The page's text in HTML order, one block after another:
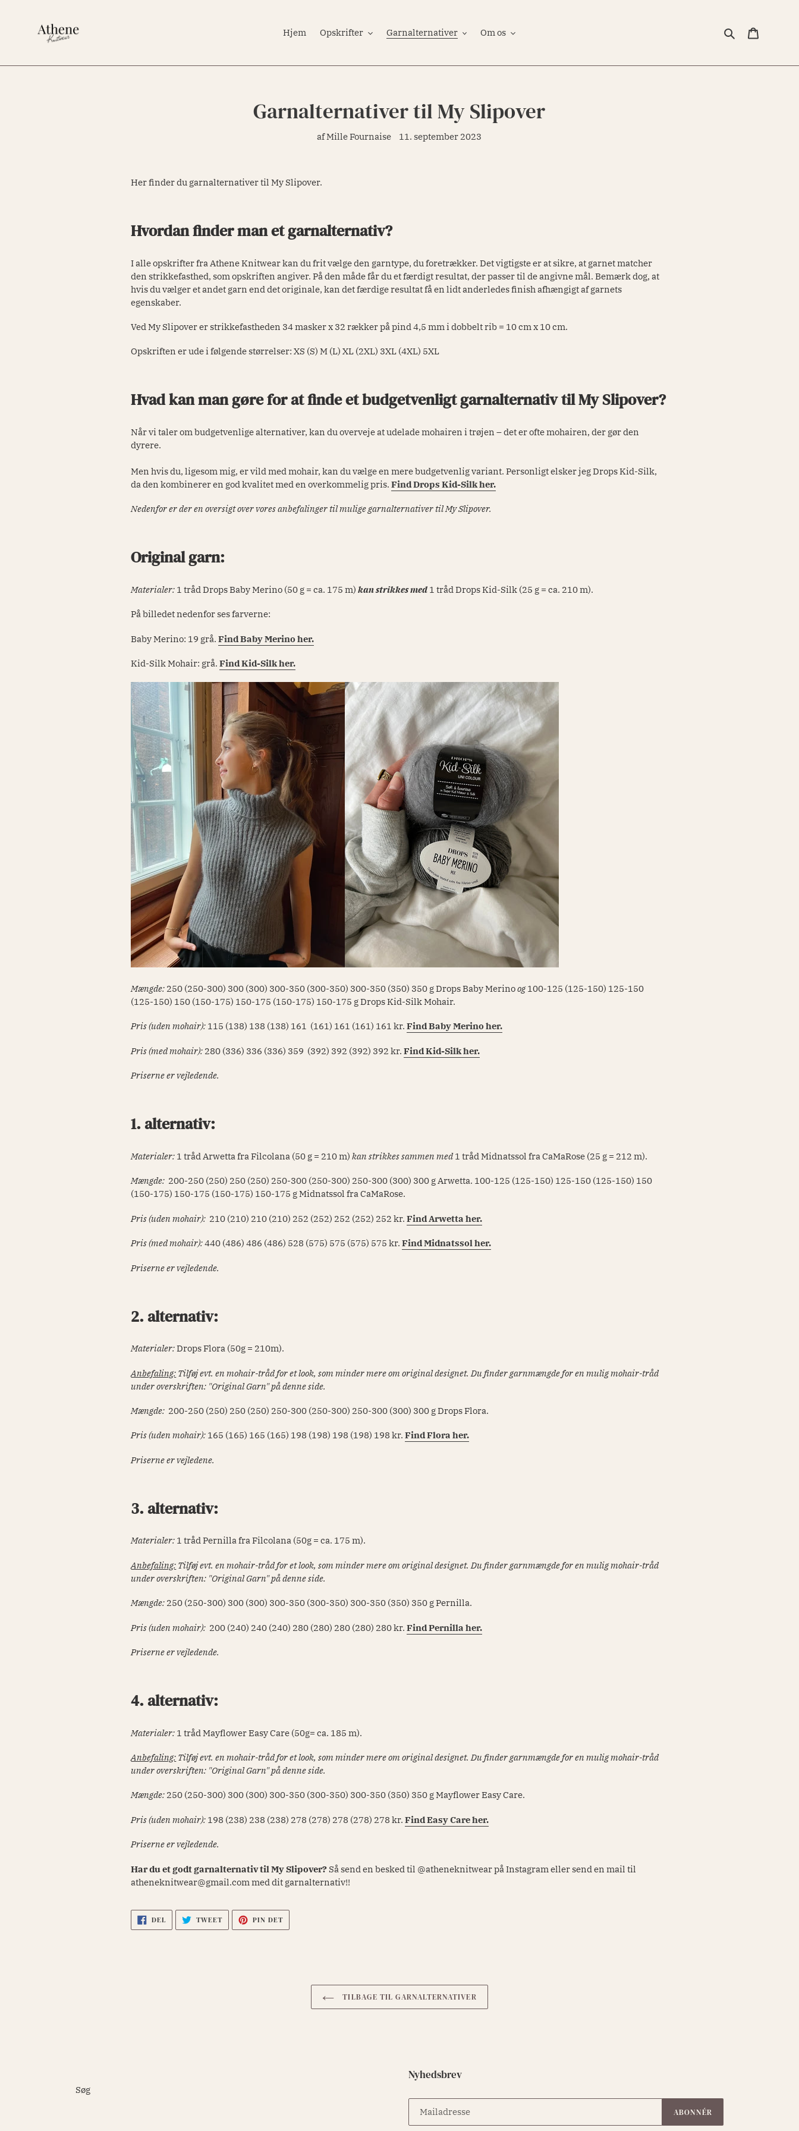
Hjem Opskrifter Garnalternativer Om os Søg
Garnalternativer til My Slipover
af Mille Fournaise 11. september 2023
Her finder du garnalternativer til My Slipover.
Hvordan finder man et garnalternativ?
I alle opskrifter fra Athene Knitwear kan du frit vælge den garntype, du foretrækker. Det vigtigste er at sikre, at garnet matcher
den strikkefasthed, som opskriften angiver. På den måde får du et færdigt resultat, der passer til de angivne mål. Bemærk dog, at
hvis du vælger et andet garn end det originale, kan det færdige resultat få en lidt anderledes finish afhængigt af garnets
egenskaber.
Ved My Slipover er strikkefastheden 34 masker x 32 rækker på pind 4,5 mm i dobbelt rib = 10 cm x 10 cm.
Opskriften er ude i følgende størrelser:XS (S) M (L) XL (2XL) 3XL (4XL) 5XL
Hvad kan man gøre for at finde et budgetvenligt garnalternativ til My Slipover?
Når vi taler om budgetvenlige alternativer, kan du overveje at udelade mohairen i trøjen – det er ofte mohairen, der gør den
dyrere.
Men hvis du, ligesom mig, er vild med mohair, kan du vælge en mere budgetvenlig variant. Personligt elsker jeg Drops Kid-Silk,
da den kombinerer en god kvalitet med en overkommelig pris. Find Drops Kid-Silk her.
Nedenfor er der en oversigt over vores anbefalinger til mulige garnalternativer til My Slipover.
Original garn:
Materialer: 1 tråd Drops Baby Merino (50 g = ca. 175 m)kanstrikkes med 1 tråd Drops Kid-Silk (25 g = ca. 210 m).
På billedet nedenfor ses farverne:
Baby Merino: 19 grå.Find Baby Merino her.
Kid-Silk Mohair: grå.Find Kid-Silk her.
Mængde: 250 (250-300) 300 (300) 300-350 (300-350) 300-350 (350) 350 g Drops Baby Merinoog100-125 (125-150) 125-150
(125-150) 150 (150-175) 150-175 (150-175) 150-175 g Drops Kid-Silk Mohair.
Pris (uden mohair): 115 (138) 138 (138) 161 (161) 161 (161) 161kr. Find Baby Merino her.
Pris (med mohair): 280 (336) 336 (336) 359 (392) 392 (392) 392 kr.Find Kid-Silk her.
Priserne er vejledende.
1. alternativ:
Materialer: 1 tråd Arwetta fra Filcolana (50 g = 210 m)kanstrikkes sammen med1 tråd Midnatssol fra CaMaRose (25 g = 212 m).
Mængde: 200-250 (250) 250 (250) 250-300 (250-300) 250-300 (300) 300 g Arwetta. 100-125 (125-150) 125-150 (125-150) 150
(150-175) 150-175 (150-175) 150-175 g Midnatssol fra CaMaRose.
Pris (uden mohair): 210 (210) 210 (210) 252 (252) 252 (252) 252 kr.Find Arwetta her.
Pris (med mohair):440 (486) 486 (486) 528 (575) 575 (575) 575kr.Find Midnatssol her.
Priserne er vejledende.
2. alternativ:
Materialer:Drops Flora (50g = 210m).
Anbefaling: Tilføj evt. en mohair-tråd for et look, som minder mere om original designet. Du finder garnmængde for en mulig mohair-tråd
under overskriften: "Original Garn" på denne side.
Mængde: 200-250 (250) 250 (250) 250-300 (250-300) 250-300 (300) 300 g Drops Flora.
Pris (uden mohair): 165 (165) 165 (165) 198 (198) 198 (198) 198kr. Find Flora her.
Priserne er vejledene.
3. alternativ:
Materialer: 1 tråd Pernilla fra Filcolana (50g = ca. 175 m).
Anbefaling: Tilføj evt. en mohair-tråd for et look, som minder mere om original designet. Du finder garnmængde for en mulig mohair-tråd
under overskriften: "Original Garn" på denne side.
Mængde: 250 (250-300) 300 (300) 300-350 (300-350) 300-350 (350) 350 g Pernilla.
Pris (uden mohair): 200 (240) 240 (240) 280 (280) 280 (280) 280kr. Find Pernilla her.
Priserne er vejledende.
4. alternativ:
Materialer: 1 tråd Mayflower Easy Care (50g= ca. 185 m).
Anbefaling: Tilføj evt. en mohair-tråd for et look, som minder mere om original designet. Du finder garnmængde for en mulig mohair-tråd
under overskriften: "Original Garn" på denne side.
Mængde: 250 (250-300) 300 (300) 300-350 (300-350) 300-350 (350) 350 g Mayflower Easy Care.
Pris (uden mohair): 198 (238) 238 (238) 278 (278) 278 (278) 278 kr.Find Easy Care her.
Priserne er vejledende.
Har du et godt garnalternativ til My Slipover? Så send en besked til @atheneknitwearpå Instagram eller send en mail til
atheneknitwear@gmail.com med dit garnalternativ!!
DEL
FACEBOOK
TWEETTWEET
TWITTER
PIN DETPIN
PINTEREST
TILBAGE TIL GARNALTERNATIVER
Søg
Nyhedsbrev
ABONNÉR